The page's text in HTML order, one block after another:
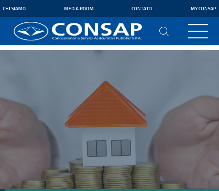
CHI SIAMO MEDIA ROOM CONTATTI MY CONSAP